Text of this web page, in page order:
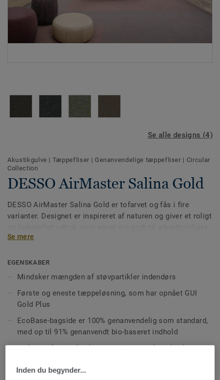
Se alle designs (4)
Akustikgulve | Tæppefliser | Genanvendelige tæppefliser | Circular
Collection
DESSO AirMaster Salina Gold
DESSO AirMaster Salina Gold er tofarvet og fås i fire
varianter. Designet er inspireret af naturen og giver et roligt
Se mere
EGENSKABER
Mindsker mængden af støvpartikler indendørs
Første og eneste tæppeløsning, som har opnået GUI
Gold Plus
EcoBase-bagside er 100% genanvendelig som standard,
med op til 91% genanvendt bio-baseret indhold
Mulighed for at tilvælge SoundMaster-akustikbakside
Inden du begynder...